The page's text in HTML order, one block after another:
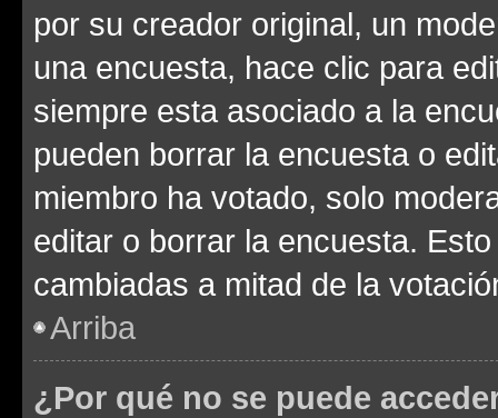
por su creador original, un
una encuesta, hace clic para
siempre esta asociado a la
pueden borrar la encuesta o
miembro ha votado, solo
editar o borrar la encuesta.
cambiadas a mitad de la
Arriba
¿Por qué no se puede